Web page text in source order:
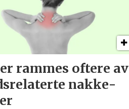
rammes oftere av
nakke­